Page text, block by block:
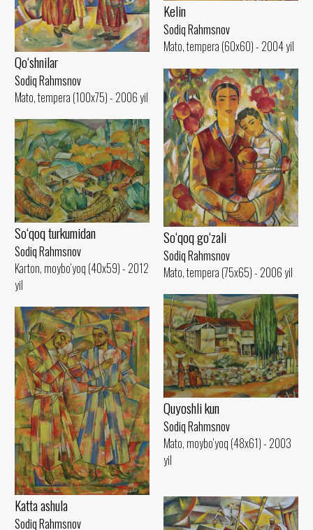
Kelin
Sodiq Rahmsnov
Mato, tempera (60x60) - 2004 yil
Qo‘shnilar
Sodiq Rahmsnov
Mato, tempera (100x75) - 2006 yil
So‘qoq go‘zali
Sodiq Rahmsnov
Mato, tempera (75x65) - 2006 yil
So‘qoq turkumidan
Sodiq Rahmsnov
Karton, moybo‘yoq (40x59) - 2012
yil
Quyoshli kun
Sodiq Rahmsnov
Mato, moybo‘yoq (48x61) - 2003
yil
Katta ashula
Sodiq Rahmsnov